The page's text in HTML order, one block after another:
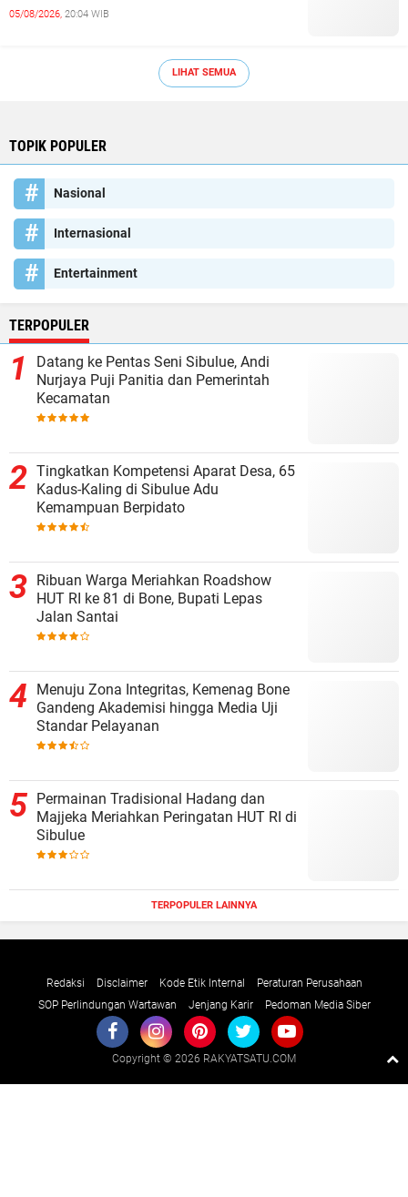
05/08/2026, 20:04 WIB
LIHAT SEMUA
TOPIK POPULER
Nasional
Internasional
Entertainment
TERPOPULER
Datang ke Pentas Seni Sibulue, Andi
Nurjaya Puji Panitia dan Pemerintah
Kecamatan
Tingkatkan Kompetensi Aparat Desa, 65
Kadus-Kaling di Sibulue Adu
Kemampuan Berpidato
Ribuan Warga Meriahkan Roadshow
HUT RI ke 81 di Bone, Bupati Lepas
Jalan Santai
Menuju Zona Integritas, Kemenag Bone
Gandeng Akademisi hingga Media Uji
Standar Pelayanan
Permainan Tradisional Hadang dan
Majjeka Meriahkan Peringatan HUT RI di
Sibulue
TERPOPULER LAINNYA
Redaksi Disclaimer Kode Etik Internal
Peraturan Perusahaan
SOP Perlindungan Wartawan
Jenjang Karir Pedoman Media Siber
Copyright © 2026 RAKYATSATU.COM
Raushan